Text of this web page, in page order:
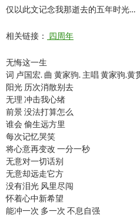
仅以此文记念我那逝去的五年时光…
相关链接： 四周年
无悔这一生
词 卢国宏. 曲 黄家驹. 主唱 黄家驹.黄
阳光 历次消散别去
无理 冲击我心绪
前景 没法打算怎么
谁会 偷生远方里
每次记忆哭笑
将心意再变改 一分一秒
无意对一切话别
无意却远走它方
没有泪光 风里尽闯
怀着心中新希望
能冲一次 多一次 不息自强